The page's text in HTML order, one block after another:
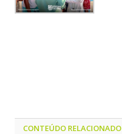
CONTEÚDO RELACIONADO